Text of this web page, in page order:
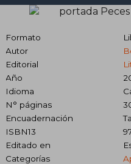
Formato
Autor
Editorial
Año
Idioma
N° páginas
Encuadernación
ISBN13
Editado en
Categorías